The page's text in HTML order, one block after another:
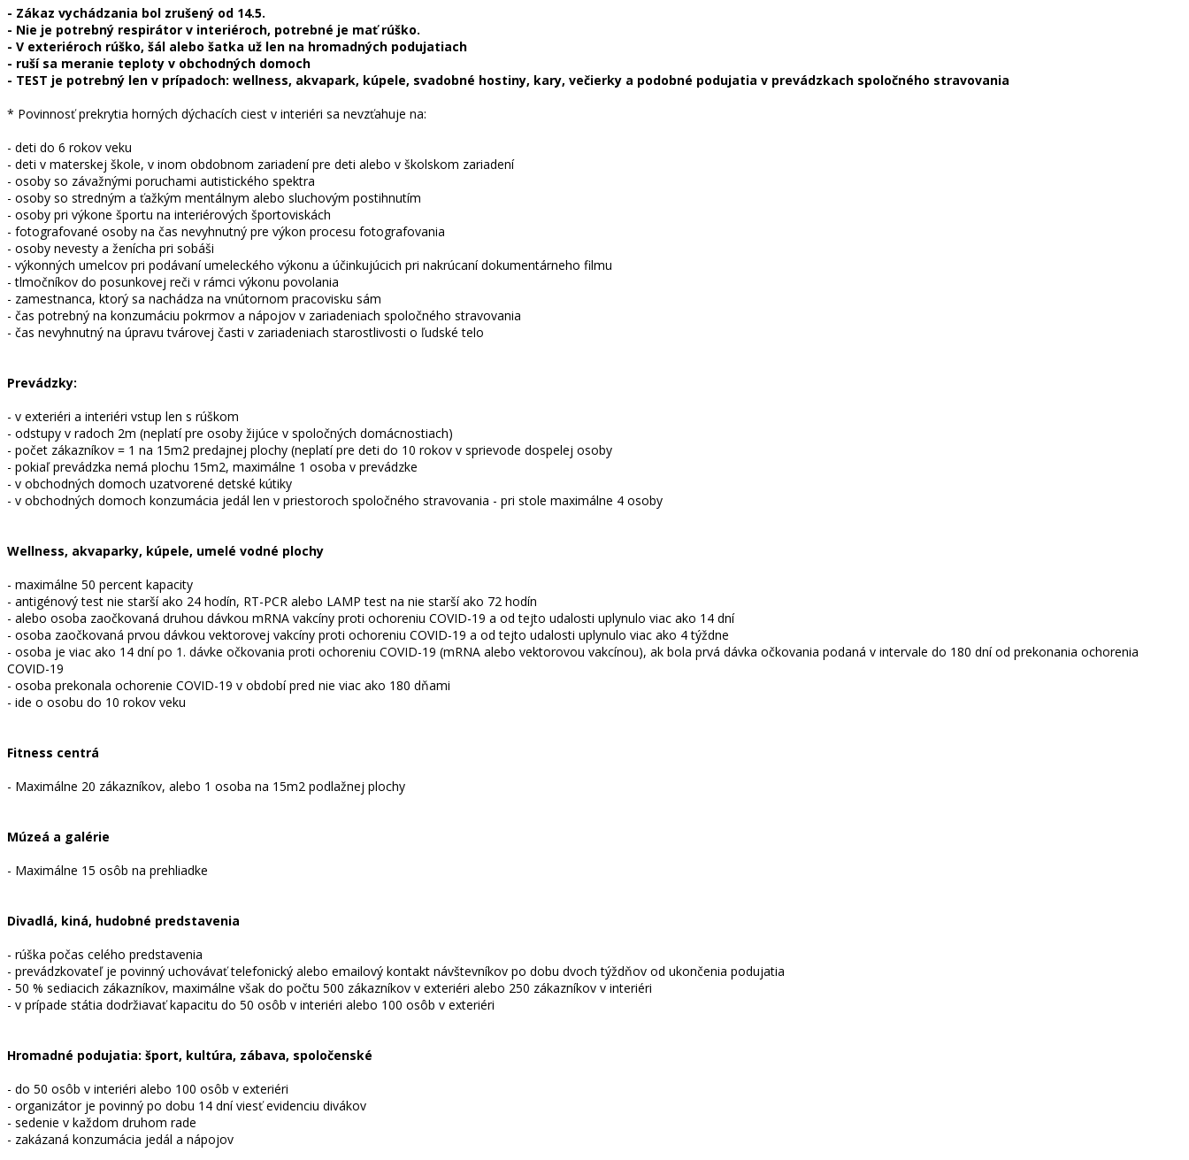
- Zákaz vychádzania bol zrušený od 14.5.
- Nie je potrebný respirátor v interiéroch, potrebné je mať rúško.
- V exteriéroch rúško, šál alebo šatka už len na hromadných podujatiach
- ruší sa meranie teploty v obchodných domoch
- TEST je potrebný len v prípadoch: wellness, akvapark, kúpele, svadobné hostiny, kary, večierky a podobné podujatia v prevádzkach spoločného stravovania
* Povinnosť prekrytia horných dýchacích ciest v interiéri sa nevzťahuje na:
- deti do 6 rokov veku
- deti v materskej škole, v inom obdobnom zariadení pre deti alebo v školskom zariadení
- osoby so závažnými poruchami autistického spektra
- osoby so stredným a ťažkým mentálnym alebo sluchovým postihnutím
- osoby pri výkone športu na interiérových športoviskách
- fotografované osoby na čas nevyhnutný pre výkon procesu fotografovania
- osoby nevesty a ženícha pri sobáši
- výkonných umelcov pri podávaní umeleckého výkonu a účinkujúcich pri nakrúcaní dokumentárneho filmu
- tlmočníkov do posunkovej reči v rámci výkonu povolania
- zamestnanca, ktorý sa nachádza na vnútornom pracovisku sám
- čas potrebný na konzumáciu pokrmov a nápojov v zariadeniach spoločného stravovania
- čas nevyhnutný na úpravu tvárovej časti v zariadeniach starostlivosti o ľudské telo
Prevádzky:
- v exteriéri a interiéri vstup len s rúškom
- odstupy v radoch 2m (neplatí pre osoby žijúce v spoločných domácnostiach)
- počet zákazníkov = 1 na 15m2 predajnej plochy (neplatí pre deti do 10 rokov v sprievode dospelej osoby
- pokiaľ prevádzka nemá plochu 15m2, maximálne 1 osoba v prevádzke
- v obchodných domoch uzatvorené detské kútiky
- v obchodných domoch konzumácia jedál len v priestoroch spoločného stravovania - pri stole maximálne 4 osoby
Wellness, akvaparky, kúpele, umelé vodné plochy
- maximálne 50 percent kapacity
- antigénový test nie starší ako 24 hodín, RT-PCR alebo LAMP test na nie starší ako 72 hodín
- alebo osoba zaočkovaná druhou dávkou mRNA vakcíny proti ochoreniu COVID-19 a od tejto udalosti uplynulo viac ako 14 dní
- osoba zaočkovaná prvou dávkou vektorovej vakcíny proti ochoreniu COVID-19 a od tejto udalosti uplynulo viac ako 4 týždne
- osoba je viac ako 14 dní po 1. dávke očkovania proti ochoreniu COVID-19 (mRNA alebo vektorovou vakcínou), ak bola prvá dávka očkovania podaná v intervale do 180 dní od prekonania ochorenia
COVID-19
- osoba prekonala ochorenie COVID-19 v období pred nie viac ako 180 dňami
- ide o osobu do 10 rokov veku
Fitness centrá
- Maximálne 20 zákazníkov, alebo 1 osoba na 15m2 podlažnej plochy
Múzeá a galérie
- Maximálne 15 osôb na prehliadke
Divadlá, kiná, hudobné predstavenia
- rúška počas celého predstavenia
- prevádzkovateľ je povinný uchovávať telefonický alebo emailový kontakt návštevníkov po dobu dvoch týždňov od ukončenia podujatia
- 50 % sediacich zákazníkov, maximálne však do počtu 500 zákazníkov v exteriéri alebo 250 zákazníkov v interiéri
- v prípade státia dodržiavať kapacitu do 50 osôb v interiéri alebo 100 osôb v exteriéri
Hromadné podujatia: šport, kultúra, zábava, spoločenské
- do 50 osôb v interiéri alebo 100 osôb v exteriéri
- organizátor je povinný po dobu 14 dní viesť evidenciu divákov
- sedenie v každom druhom rade
- zakázaná konzumácia jedál a nápojov